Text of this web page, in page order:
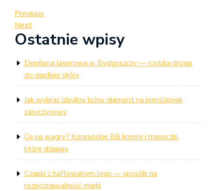
Nawigacja
wpisu
Previous
Post
Previous
Next
Post
Next
Ostatnie wpisy
Depilacja laserowa w Bydgoszczy — szybka droga
do gładkiej skóry
Jak wybrać idealny luźny diament na pierścionek
zaręczynowy
Co na wagry? Koreańskie BB kremy i maseczki,
które działają
Czapki z haftowanym logo — sposób na
rozpoznawalność marki